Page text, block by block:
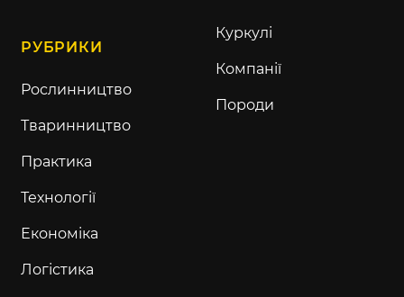
РУБРИКИ
Рослинництво
Тваринництво
Практика
Технології
Економіка
Логістика
Куркулі
Компанії
Породи